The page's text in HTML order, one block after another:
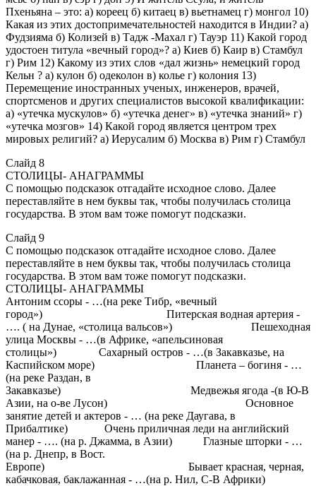
Пхеньяна – это: а) кореец б) китаец в) вьетнамец г) монгол 10)
Какая из этих достопримечательностей находится в Индии? а)
Фудзияма б) Колизей в) Тадж -Махал г) Тауэр 11) Какой город
удостоен титула «вечный город»? а) Киев б) Каир в) Стамбул
г) Рим 12) Какому из этих слов «дал жизнь» немецкий город
Кельн ? а) кулон б) одеколон в) колье г) колония 13)
Перемещение иностранных ученых, инженеров, врачей,
спортсменов и других специалистов высокой квалификации:
а) «утечка мускулов» б) «утечка денег» в) «утечка знаний» г)
«утечка мозгов» 14) Какой город является центром трех
мировых религий? а) Иерусалим б) Москва в) Рим г) Стамбул
Слайд 8
СТОЛИЦЫ- АНАГРАММЫ
С помощью подсказок отгадайте исходное слово. Далее
переставляйте в нем буквы так, чтобы получилась столица
государства. В этом вам тоже помогут подсказки.
Слайд 9
С помощью подсказок отгадайте исходное слово. Далее
переставляйте в нем буквы так, чтобы получилась столица
государства. В этом вам тоже помогут подсказки.
СТОЛИЦЫ- АНАГРАММЫ
Антоним ссоры - …(на реке Тибр, «вечный
город») Питерская водная артерия -
…. ( на Дунае, «столица вальсов») Пешеходная
улица Москвы - …(в Африке, «апельсиновая
столицы») Сахарный остров - …(в Закавказье, на
Каспийском море) Планета – богиня - …
(на реке Раздан, в
Закавказье) Медвежья ягода -(в Ю-В
Азии, на о-ве Лусон) Основное
занятие детей и актеров - … (на реке Даугава, в
Прибалтике) Очень приличная леди на английский
манер - …. (на р. Джамма, в Азии) Глазные шторки - …
(на р. Днепр, в Вост.
Европе) Бывает красная, черная,
кабачковая, баклажанная - …(на р. Нил, С-В Африки)